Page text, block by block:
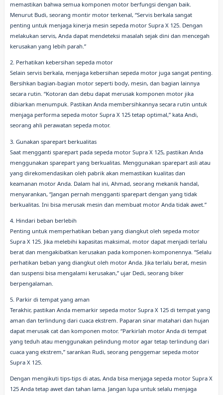
memastikan bahwa semua komponen motor berfungsi dengan baik.
Menurut Budi, seorang montir motor terkenal, “Servis berkala sangat
penting untuk menjaga kinerja mesin sepeda motor Supra X 125. Dengan
melakukan servis, Anda dapat mendeteksi masalah sejak dini dan mencegah
kerusakan yang lebih parah.”
2. Perhatikan kebersihan sepeda motor
Selain servis berkala, menjaga kebersihan sepeda motor juga sangat penting.
Bersihkan bagian-bagian motor seperti body, mesin, dan bagian lainnya
secara rutin. “Kotoran dan debu dapat merusak komponen motor jika
dibiarkan menumpuk. Pastikan Anda membersihkannya secara rutin untuk
menjaga performa sepeda motor Supra X 125 tetap optimal,” kata Andi,
seorang ahli perawatan sepeda motor.
3. Gunakan sparepart berkualitas
Saat mengganti sparepart pada sepeda motor Supra X 125, pastikan Anda
menggunakan sparepart yang berkualitas. Menggunakan sparepart asli atau
yang direkomendasikan oleh pabrik akan memastikan kualitas dan
keamanan motor Anda. Dalam hal ini, Ahmad, seorang mekanik handal,
menyarankan, “Jangan pernah mengganti sparepart dengan yang tidak
berkualitas. Ini bisa merusak mesin dan membuat motor Anda tidak awet.”
4. Hindari beban berlebih
Penting untuk memperhatikan beban yang diangkut oleh sepeda motor
Supra X 125. Jika melebihi kapasitas maksimal, motor dapat menjadi terlalu
berat dan mengakibatkan kerusakan pada komponen-komponennya. “Selalu
perhatikan beban yang diangkut oleh motor Anda. Jika terlalu berat, mesin
dan suspensi bisa mengalami kerusakan,” ujar Dedi, seorang biker
berpengalaman.
5. Parkir di tempat yang aman
Terakhir, pastikan Anda memarkir sepeda motor Supra X 125 di tempat yang
aman dan terlindung dari cuaca ekstrem. Paparan sinar matahari dan hujan
dapat merusak cat dan komponen motor. “Parkirlah motor Anda di tempat
yang teduh atau menggunakan pelindung motor agar tetap terlindung dari
cuaca yang ekstrem,” sarankan Rudi, seorang penggemar sepeda motor
Supra X 125.
Dengan mengikuti tips-tips di atas, Anda bisa menjaga sepeda motor Supra X
125 Anda tetap awet dan tahan lama. Jangan lupa untuk selalu menjaga